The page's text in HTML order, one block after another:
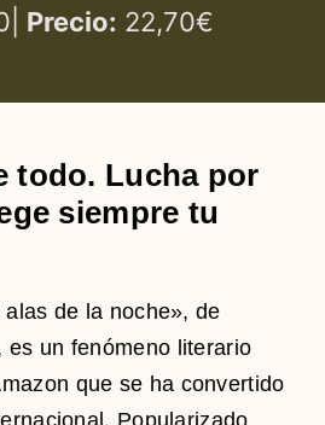
Precio: 22,70€
todo. Lucha por
siempre tu
de la noche», de
es un fenómeno literario
que se ha convertido